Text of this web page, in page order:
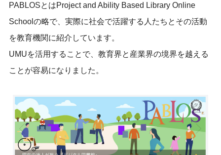
PABLOSとはProject and Ability Based Library Online
Schoolの略で、実際に社会で活躍する人たちとその活動
を教育機関に紹介しています。
UMUを活用することで、教育界と産業界の境界を越える
ことが容易になりました。